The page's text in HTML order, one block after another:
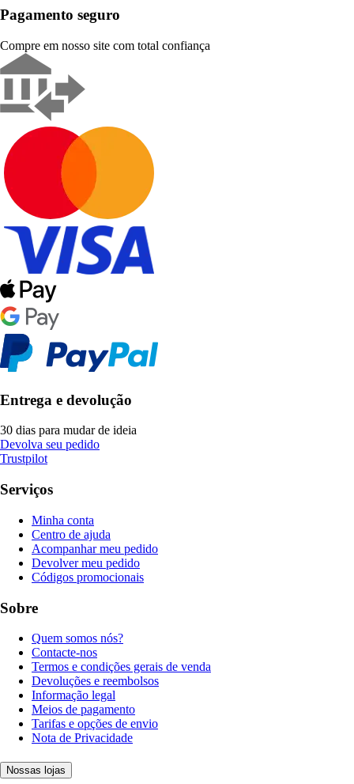
Pagamento seguro
Compre em nosso site com total confiança
Entrega e devolução
30 dias para mudar de ideia
Devolva seu pedido
Trustpilot
Serviços
Minha conta
Centro de ajuda
Acompanhar meu pedido
Devolver meu pedido
Códigos promocionais
Sobre
Quem somos nós?
Contacte-nos
Termos e condições gerais de venda
Devoluções e reembolsos
Informação legal
Meios de pagamento
Tarifas e opções de envio
Nota de Privacidade
Nossas lojas